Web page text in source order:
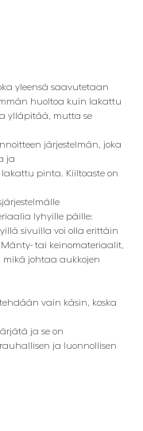
yleensä saavutetaan
huoltoa kuin lakattu
ylläpitää, mutta se
järjestelmän, joka
ja
pinta. Kiiltoaste on
lyhyille päille:
sivuilla voi olla erittäin
tai keinomateriaalit,
mikä johtaa aukkojen
vain käsin, koska
ja se on
ja luonnollisen